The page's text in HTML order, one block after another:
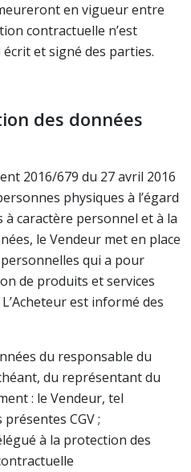
en vigueur entre
contractuelle n’est
écrit et signé des parties.
des données
2016/679 du 27 avril 2016
physiques à l’égard
caractère personnel et à la
le Vendeur met en place
qui a pour
de produits et services
est informé des
du responsable du
du représentant du
: le Vendeur, tel
CGV ;
à la protection des